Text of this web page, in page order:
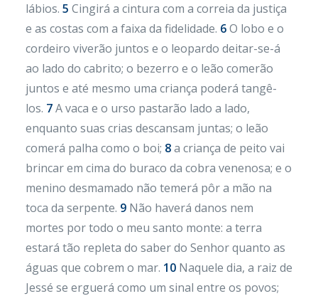
lábios. 5 Cingirá a cintura com a correia da justiça
e as costas com a faixa da fidelidade. 6O lobo e o
cordeiro viverão juntos e o leopardo deitar-se-á
ao lado do cabrito; o bezerro e o leão comerão
juntos e até mesmo uma criança poderá tangê-
los. 7A vaca e o urso pastarão lado a lado,
enquanto suas crias descansam juntas; o leão
comerá palha como o boi; 8a criança de peito vai
brincar em cima do buraco da cobra venenosa; e o
menino desmamado não temerá pôr a mão na
toca da serpente. 9 Não haverá danos nem
mortes por todo o meu santo monte: a terra
estará tão repleta do saber do Senhor quanto as
águas que cobrem o mar. 10 Naquele dia, a raiz de
Jessé se erguerá como um sinal entre os povos;